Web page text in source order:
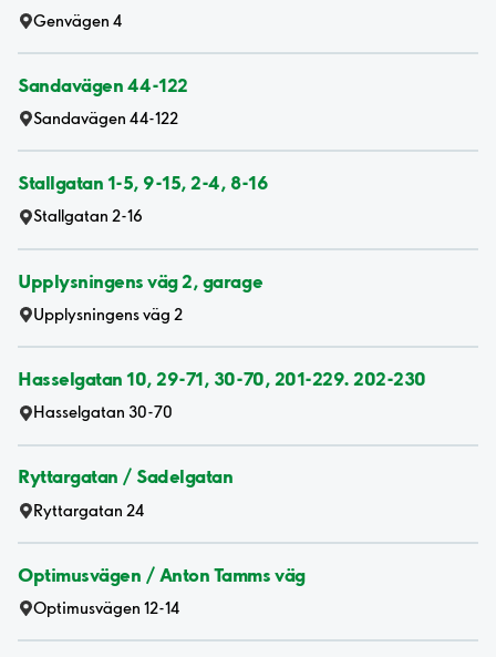
Genvägen 4
Sandavägen 44-122
Sandavägen 44-122
Stallgatan 1-5, 9-15, 2-4, 8-16
Stallgatan 2-16
Upplysningens väg 2, garage
Upplysningens väg 2
Hasselgatan 10, 29-71, 30-70, 201-229. 202-230
Hasselgatan 30-70
Ryttargatan / Sadelgatan
Ryttargatan 24
Optimusvägen / Anton Tamms väg
Optimusvägen 12-14